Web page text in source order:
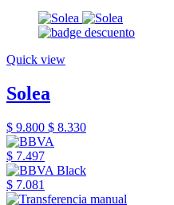
Quick view
Solea
$ 9.800 $ 8.330
$ 7.497
$ 7.081